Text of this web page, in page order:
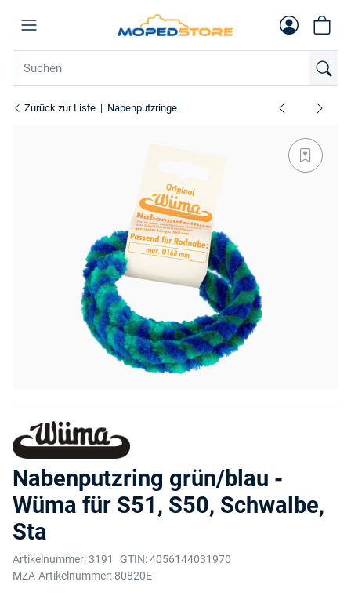
Zurück zur Liste Nabenputzringe
Nabenputzring grün/blau -
Wüma für S51, S50, Schwalbe,
Sta
Artikelnummer:3191 GTIN:4056144031970
MZA-Artikelnummer: 80820E